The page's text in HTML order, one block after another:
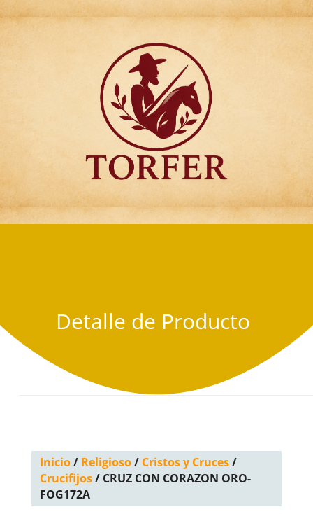
Articulos para
Regalo Torfer.
Detalle de Producto
Inicio/ Religioso/ Cristos y Cruces/
Crucifijos/ CRUZ CON CORAZON ORO-
FOG172A